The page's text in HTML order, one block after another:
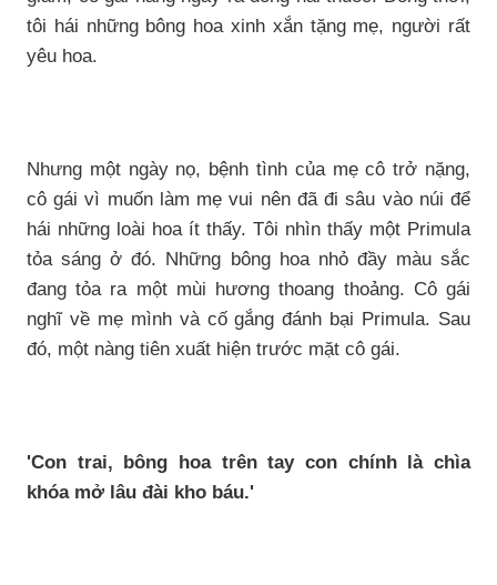
tôi hái những bông hoa xinh xắn tặng mẹ, người rất
yêu hoa.
Nhưng một ngày nọ, bệnh tình của mẹ cô trở nặng,
cô gái vì muốn làm mẹ vui nên đã đi sâu vào núi để
hái những loài hoa ít thấy. Tôi nhìn thấy một Primula
tỏa sáng ở đó. Những bông hoa nhỏ đầy màu sắc
đang tỏa ra một mùi hương thoang thoảng. Cô gái
nghĩ về mẹ mình và cố gắng đánh bại Primula. Sau
đó, một nàng tiên xuất hiện trước mặt cô gái.
'Con trai, bông hoa trên tay con chính là chìa
khóa mở lâu đài kho báu.'